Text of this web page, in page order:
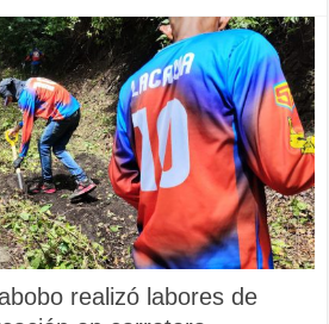
realizó labores de